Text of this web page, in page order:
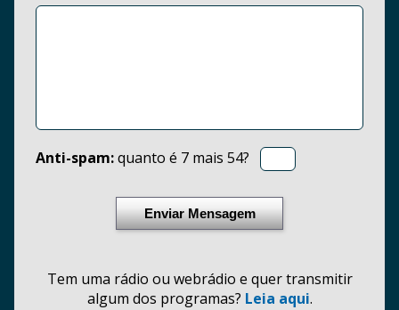
Anti-spam:quanto é 7 mais 54?
Enviar Mensagem
Tem uma rádio ou webrádio e quer transmitir
algum dos programas? Leia aqui.